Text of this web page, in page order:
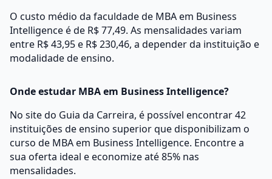
O custo médio da faculdade de MBA em Business
Intelligence é de R$ 77,49. As mensalidades variam
entre R$ 43,95 e R$ 230,46, a depender da instituição e
modalidade de ensino.
Onde estudar MBA em Business Intelligence?
No site do Guia da Carreira, é possível encontrar 42
instituições de ensino superior que disponibilizam o
curso de MBA em Business Intelligence. Encontre a
sua oferta ideal e economize até 85% nas
mensalidades.